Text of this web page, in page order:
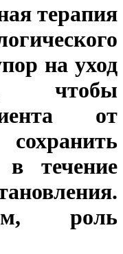
терапия
на уход
чтобы
от
течение
роль